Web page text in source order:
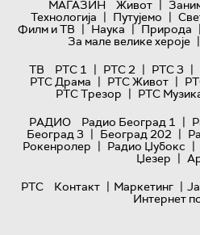
МАГАЗИН
Живот |
Технологијa | Путујемо |
Филм и ТВ | Наука | Природа |
За мале велике хероје |
ТВ
РТС 1 | РТС 2 | РТС 3 |
РТС Драма | РТС Живот |
РТС Трезор | РТС
РАДИО
Радио Београд 1 |
Београд 3 | Београд 202 |
Рокенролер | Радио Џубокс |
Џезер |
РТС
Контакт | Маркетинг |
Интернет